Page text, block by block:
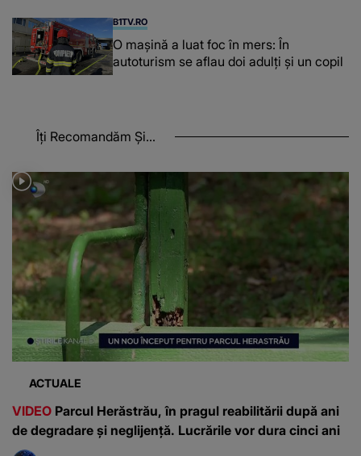
B1TV.RO
O maşină a luat foc în mers: În
autoturism se aflau doi adulți și un copil
Îți Recomandăm Și...
ACTUALE
VIDEO Parcul Herăstrău, în pragul reabilitării după ani
de degradare și neglijență. Lucrările vor dura cinci ani